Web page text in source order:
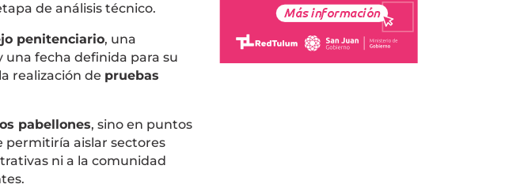
de análisis técnico.
penitenciario, una
fecha definida para su
realización de pruebas
pabellones, sino en puntos
permitiría aislar sectores
ni a la comunidad